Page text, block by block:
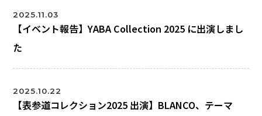
2025.11.03
【イベント報告】YABA Collection 2025 に出演しまし
た
2025.10.22
【表参道コレクション2025 出演】BLANCO、テーマ